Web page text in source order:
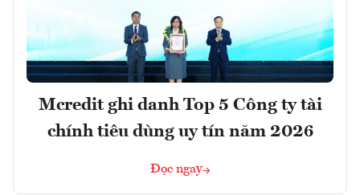
Mcredit ghi danh Top 5 Công ty tài
chính tiêu dùng uy tín năm 2026
Đọc ngay